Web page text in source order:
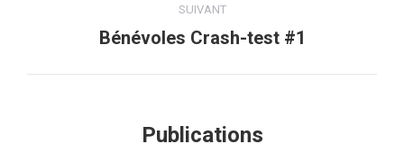
:
SUIVANT
Article
Bénévoles Crash-test #1
Publications